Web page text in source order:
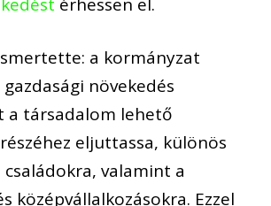
a kormányzat
növekedés
a társadalom lehető
eljuttassa, különös
valamint a
középvállalkozásokra. Ezzel